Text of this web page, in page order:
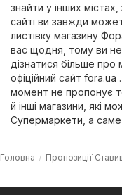
знайти у інших
сайті ви завжди
листівку магазину
вас щодня, тому ви
дізнатися більше про
офіційний сайт fora.ua
момент не пропонує
й інші магазини, які
Супермаркети , а
Головна Пропозиції